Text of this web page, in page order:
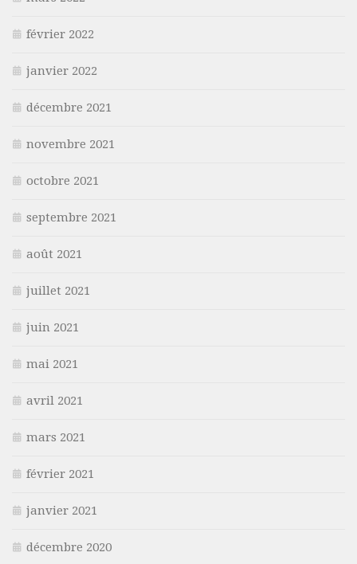
février 2022
janvier 2022
décembre 2021
novembre 2021
octobre 2021
septembre 2021
août 2021
juillet 2021
juin 2021
mai 2021
avril 2021
mars 2021
février 2021
janvier 2021
décembre 2020